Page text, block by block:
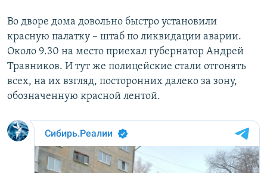
Во дворе дома довольно быстро установили
красную палатку – штаб по ликвидации аварии.
Около 9.30 на место приехал губернатор Андрей
Травников. И тут же полицейские стали отгонять
всех, на их взгляд, посторонних далеко за зону,
обозначенную красной лентой.